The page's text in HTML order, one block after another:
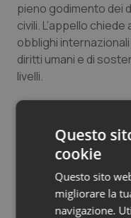
pieno godimento dei
civili. L’appello
obblighi
diritti umani e di
livelli.
Esperimenti in
nella ricerca
verdi anche
genoma (genome
sottragga tale
i cosiddetti
Questo
cookie
Questo sito
migliorare la
navigazione.